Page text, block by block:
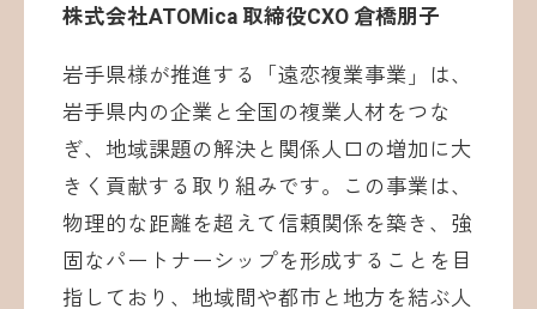
株式会社ATOMica 取締役CXO 倉橋朋子
岩手県様が推進する「遠恋複業事業」は、
岩手県内の企業と全国の複業人材をつな
ぎ、地域課題の解決と関係人口の増加に大
きく貢献する取り組みです。この事業は、
物理的な距離を超えて信頼関係を築き、強
固なパートナーシップを形成することを目
指しており、地域間や都市と地方を結ぶ人